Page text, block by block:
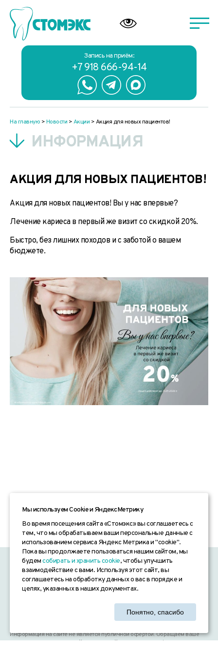
Запись на приём:
+7 918 666-94-14
На главную >Новости >Акции >Акция для новых пациентов!
ИНФОРМАЦИЯ
АКЦИЯ ДЛЯ НОВЫХ ПАЦИЕНТОВ!
Акция для новых пациентов! Вы у нас впервые?
Лечение кариеса в первый же визит со скидкой 20%.
Быстро, без лишних походов и с заботой о вашем
бюджете.
«СТОМЭКС» © 2026
Согласие на обработку персональных данных
Согласие на получение рекламных рассылок
Информация на сайте не является публичной офертой. Обращаем ваше
внимание на то, что данный интернет-сайт, а также вся информация о
Мы используем Сookie и ЯндексМетрику
Во время посещения сайта «Стомэкс» вы соглашаетесь с
тем, что мы обрабатываем ваши персональные данные с
использованием сервиса Яндекс Метрика и "cookie".
Пока вы продолжаете пользоваться нашим сайтом, мы
будемсобирать и хранить cookie, чтобы улучшить
взаимодействие с вами. Используя этот сайт, вы
соглашаетесь на обработку данных о вас в порядке и
целях, указанных в наших документах.
Понятно, спасибо